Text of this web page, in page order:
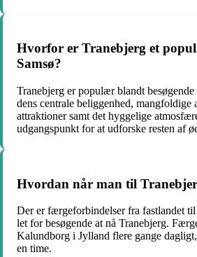
Hvorfor er Tranebjerg et
Samsø?
Tranebjerg er populær blandt
dens centrale beliggenhed, mangfoldige
attraktioner samt det hyggelige
udgangspunkt for at udforske resten af
Hvordan når man til
Der er færgeforbindelser fra fastlandet
let for besøgende at nå Tranebjerg.
Kalundborg i Jylland flere gange
en time.